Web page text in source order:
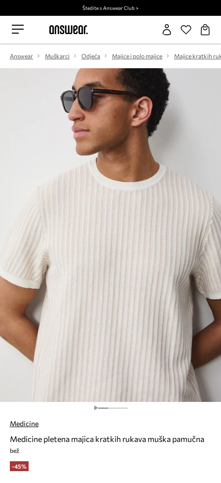
Štedite s Answear Club >
Answear Muškarci Odjeća Majice i polo majice Majice kratkih
Medicine
Medicine pletena majica kratkih rukava muška pamučna
bež
-45%